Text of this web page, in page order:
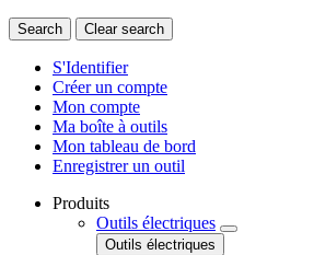
S'Identifier
Créer un compte
Mon compte
Ma boîte à outils
Mon tableau de bord
Enregistrer un outil
Produits
Outils électriques
Outils électriques